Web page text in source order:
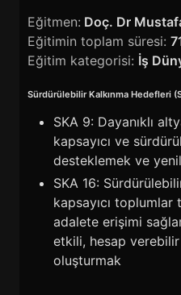
Eğitmen: Doç. Dr
Eğitimin toplam süresi:
Eğitim kategorisi: İş
Sürdürülebilir Kalkınma Hedefleri
SKA 9: Dayanıklı
kapsayıcı ve
desteklemek ve
SKA 16:
kapsayıcı
adalete erişimi
etkili, hesap verebilir
oluşturmak